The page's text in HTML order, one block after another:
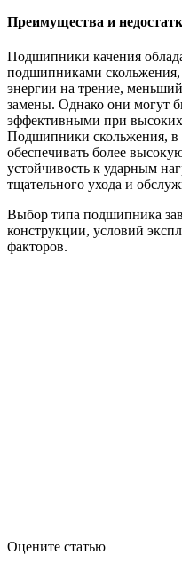
Преимущества и
Подшипники качения
подшипниками
энергии на трение,
замены. Однако они могут
эффективными при высоких
Подшипники скольжения, в
обеспечивать более
устойчивость к ударным
тщательного ухода и
Выбор типа подшипника
конструкции, условий
факторов.
Оцените статью